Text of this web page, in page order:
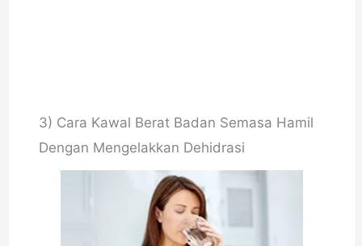
3) Cara Kawal Berat Badan Semasa Hamil
Dengan Mengelakkan Dehidrasi